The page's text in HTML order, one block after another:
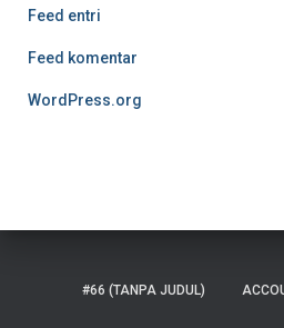
Feed entri
Feed komentar
WordPress.org
#66 (TANPA JUDUL)